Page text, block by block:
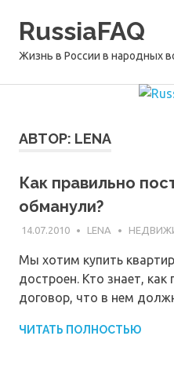
RussiaFAQ
Жизнь в России в народных
АВТОР: LENA
Как правильно
обманули?
14.07.2010 LENA
Мы хотим купить
достроен. Кто знает, как
договор, что в нем
ЧИТАТЬ ПОЛНОСТЬЮ